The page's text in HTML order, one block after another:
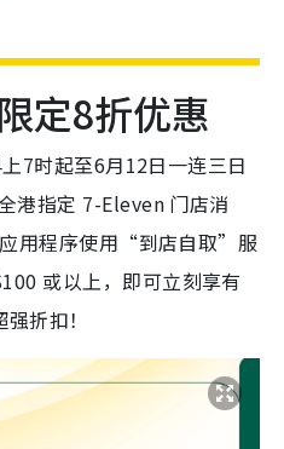
定8折优惠
7时起至6月12日一连三日
港指定 7-Eleven 门店消
用程序使用“到店自取”服
或以上，即可立刻享有
折扣！